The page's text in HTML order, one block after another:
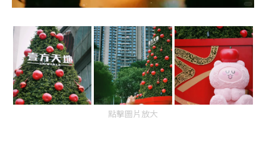
點擊圖片放大